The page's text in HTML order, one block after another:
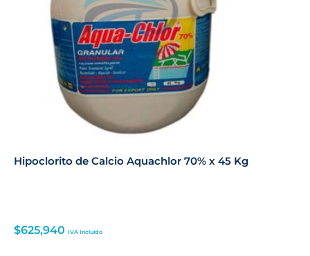
Hipoclorito de Calcio Aquachlor 70% x 45 Kg
$625,940 IVA Incluido